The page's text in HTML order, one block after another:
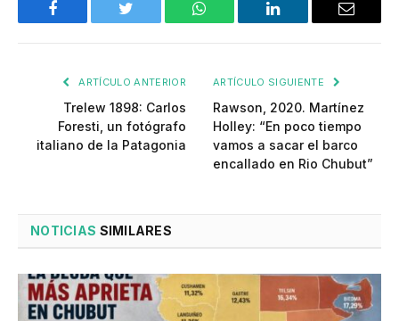
Facebook Twitter WhatsApp LinkedIn Email
ARTÍCULO ANTERIOR
Trelew 1898: Carlos
Foresti, un fotógrafo
italiano de la Patagonia
ARTÍCULO SIGUIENTE
Rawson, 2020. Martínez
Holley: “En poco tiempo
vamos a sacar el barco
encallado en Rio Chubut”
NOTICIAS SIMILARES